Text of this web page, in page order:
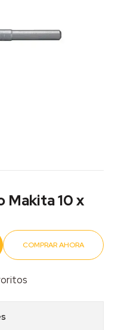
Makita 10 x
COMPRAR AHORA